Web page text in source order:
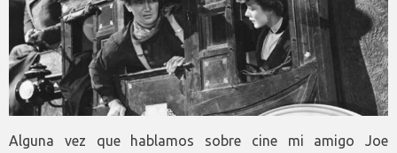
Alguna vez que hablamos sobre cine mi amigo Joe